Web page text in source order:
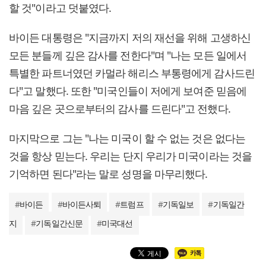
할 것"이라고 덧붙였다.
바이든 대통령은 "지금까지 저의 재선을 위해 고생하신
모든 분들께 깊은 감사를 전한다"며 "나는 모든 일에서
특별한 파트너였던 카멀라 해리스 부통령에게 감사드린
다"고 말했다. 또한 "미국인들이 저에게 보여준 믿음에
마음 깊은 곳으로부터의 감사를 드린다"고 전했다.
마지막으로 그는 "나는 미국이 할 수 없는 것은 없다는
것을 항상 믿는다. 우리는 단지 우리가 미국이라는 것을
기억하면 된다"라는 말로 성명을 마무리했다.
#바이든 #바이든사퇴 #트럼프 #기독일보 #기독일간
지
#기독일간신문 #미국대선